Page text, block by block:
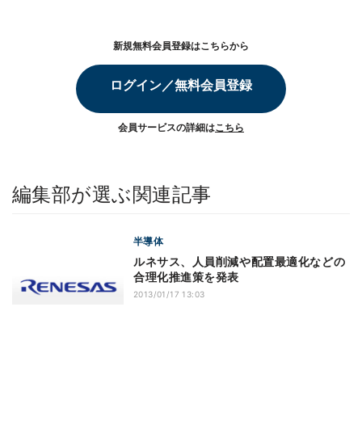
新規無料会員登録はこちらから
ログイン／無料会員登録
会員サービスの詳細はこちら
編集部が選ぶ関連記事
半導体
ルネサス、人員削減や配置最適化などの
合理化推進策を発表
2013/01/17 13:03